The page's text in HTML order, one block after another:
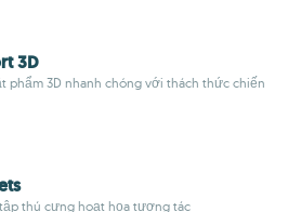
3D
phẩm 3D nhanh chóng với thách thức chiến
thú cưng hoạt họa tương tác